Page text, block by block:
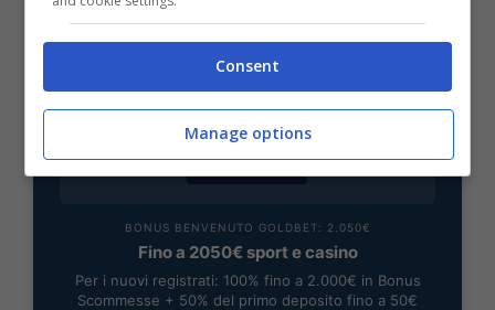
VERIFICA
BONUS BENVENUTO GOLDBET: 2.050€
Fino a 2050€ sport e casino
Per i nuovi registrati: 100% fino a 2.000€ in Bonus
Scommesse + 50% del primo deposito fino a 50€
Consent
Manage options